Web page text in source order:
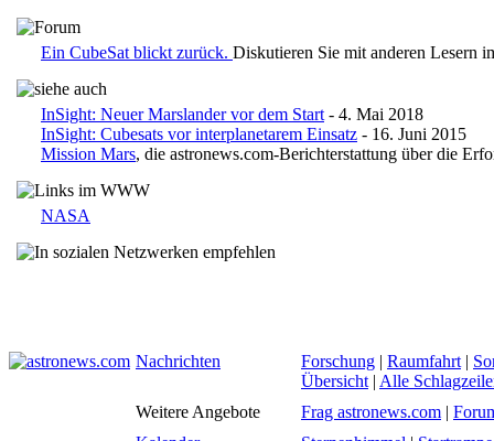
Ein CubeSat blickt zurück. Diskutieren Sie mit anderen Lesern
InSight: Neuer Marslander vor dem Start - 4. Mai 2018
InSight: Cubesats vor interplanetarem Einsatz - 16. Juni 2015
Mission Mars, die astronews.com-Berichterstattung über die
NASA
Nachrichten Forschung | Raumfahrt |
Übersicht | Alle
Weitere Angebote
Frag astronews.com |